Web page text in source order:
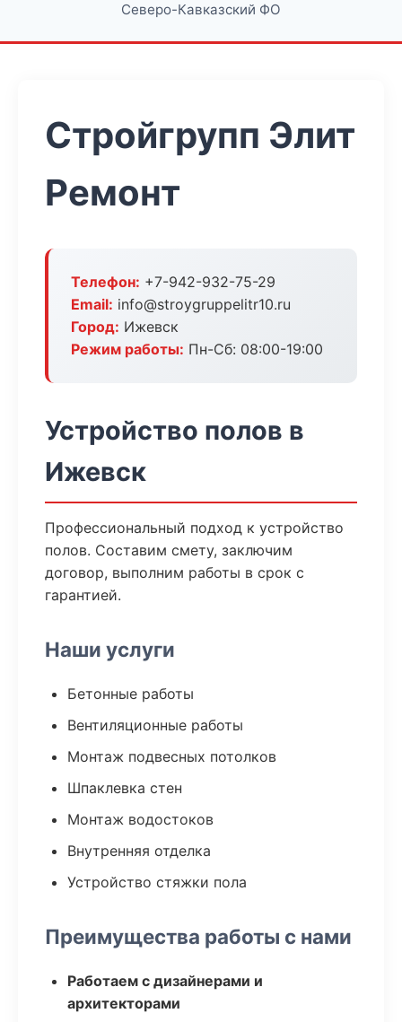
Северо-Кавказский ФО
Стройгрупп Элит
Ремонт
Телефон: +7-942-932-75-29
Email: info@stroygruppelitr10.ru
Город: Ижевск
Режим работы: Пн-Сб: 08:00-19:00
Устройство полов в
Ижевск
Профессиональный подход к устройство
полов. Составим смету, заключим
договор, выполним работы в срок с
гарантией.
Наши услуги
Бетонные работы
Вентиляционные работы
Монтаж подвесных потолков
Шпаклевка стен
Монтаж водостоков
Внутренняя отделка
Устройство стяжки пола
Преимущества работы с нами
Работаем с дизайнерами и
архитекторами